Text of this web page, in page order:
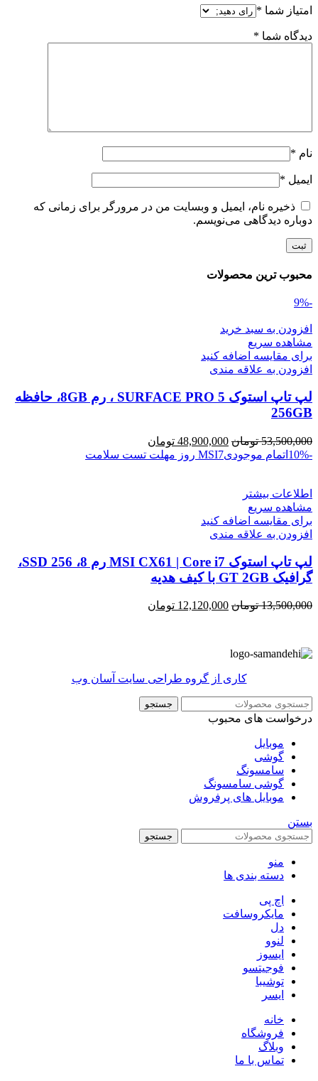
امتیاز شما *
دیدگاه شما *
نام *
ایمیل *
ذخیره نام، ایمیل و وبسایت من در مرورگر برای زمانی که
دوباره دیدگاهی می‌نویسم.
محبوب ترین محصولات
-9%
افزودن به سبد خرید
مشاهده سریع
برای مقایسه اضافه کنید
افزودن به علاقه مندی
لپ تاپ استوک SURFACE PRO 5 ، رم 8GB، حافظه
256GB
53,500,000 تومان قیمت
اصلی
48,900,000 تومان
فعلی
-10% اتمام موجودی MSI7 روز مهلت تست سلامت
اطلاعات بیشتر
مشاهده سریع
برای مقایسه اضافه کنید
افزودن به علاقه مندی
لپ تاپ استوک MSI CX61 | Core i7 رم 8، SSD 256،
گرافیک GT 2GB با کیف هدیه
13,500,000 تومان قیمت
12,120,000 تومان
کاری از گروه طراحی سایت آسان وب
جستجو
درخواست های محبوب
موبایل
گوشی
سامسونگ
گوشی سامسونگ
موبایل های پرفروش
بستن
جستجو
منو
دسته بندی ها
اچ پی
مایکروسافت
دل
لنوو
ایسوز
فوجیتسو
توشیبا
ایسر
خانه
فروشگاه
وبلاگ
تماس با ما